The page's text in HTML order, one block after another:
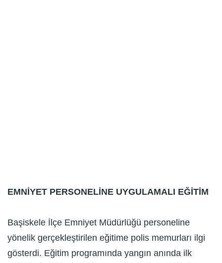
EMNİYET PERSONELİNE UYGULAMALI EĞİTİM
Başiskele İlçe Emniyet Müdürlüğü personeline
yönelik gerçekleştirilen eğitime polis memurları ilgi
gösterdi. Eğitim programında yangın anında ilk